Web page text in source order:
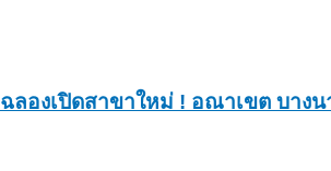
ฉลองเปิดสาขาใหม่ ! อณาเขต บางน